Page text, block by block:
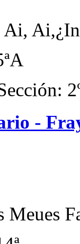
Ai,
-
Meues